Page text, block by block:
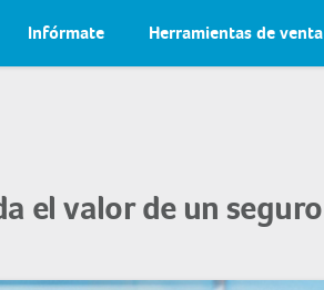
Infórmate Herramientas de venta
el valor de un seguro